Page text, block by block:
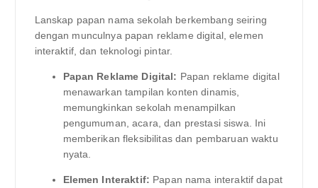
Lanskap papan nama sekolah berkembang seiring
dengan munculnya papan reklame digital, elemen
interaktif, dan teknologi pintar.
Papan Reklame Digital: Papan reklame digital
menawarkan tampilan konten dinamis,
memungkinkan sekolah menampilkan
pengumuman, acara, dan prestasi siswa. Ini
memberikan fleksibilitas dan pembaruan waktu
nyata.
Elemen Interaktif: Papan nama interaktif dapat